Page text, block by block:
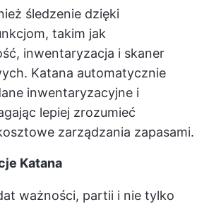
śledzenie dzięki
takim jak
inwentaryzacja i skaner
Katana automatycznie
inwentaryzacyjne i
lepiej zrozumieć
zarządzania zapasami.
Katana
ważności, partii i nie tylko